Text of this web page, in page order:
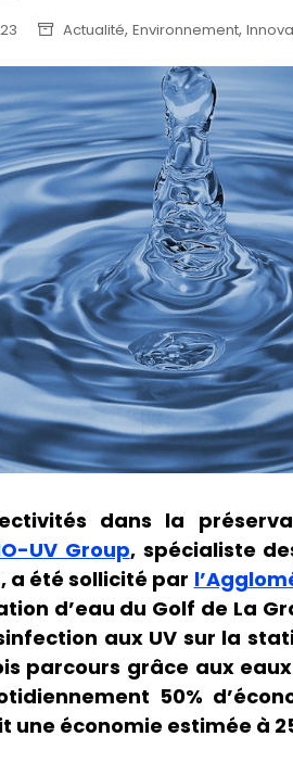
Actualité, Environnement,
dans la
UV Group, spécialiste
a été sollicité par
d’eau du Golf de La
aux UV sur la
parcours grâce aux
50%
une économie estimée à